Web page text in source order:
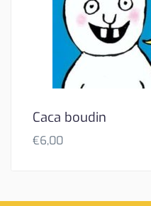
Caca boudin
€6,00